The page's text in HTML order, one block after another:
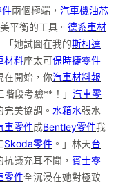
件兩個極端， 汽車機油芯
平衡的工具。 德系車材
「她試圖在我的斯柯達
材料座太可保時捷零件
在開始，你汽車材料報
段考驗**！」 汽車零
完美協調。 水箱水張水
車零件成Bentley零件我
Skoda零件 。」林天台
抗議充耳不聞， 賓士零
零件全沉浸在她對極致